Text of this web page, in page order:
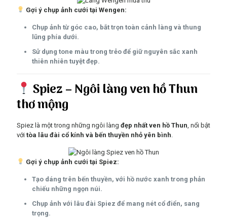
Gợi ý chụp ảnh cưới tại Wengen:
Chụp ảnh từ góc cao, bắt trọn toàn cảnh làng và thung
lũng phía dưới.
Sử dụng tone màu trong trẻo để giữ nguyên sắc xanh
thiên nhiên tuyệt đẹp.
Spiez – Ngôi làng ven hồ Thun
thơ mộng
Spiez là một trong những ngôi làng đẹp nhất ven hồ Thun , nổi bật
với tòa lâu đài cổ kính và bến thuyền nhỏ yên bình
Gợi ý chụp ảnh cưới tại Spiez:
Tạo dáng trên bến thuyền, với hồ nước xanh trong phản
chiếu những ngọn núi.
Chụp ảnh với lâu đài Spiez để mang nét cổ điển, sang
trọng.